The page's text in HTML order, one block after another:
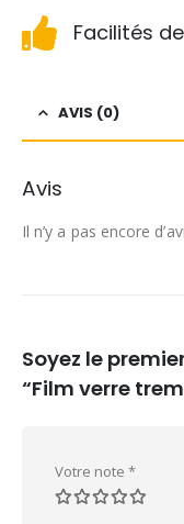
Facilités
AVIS (0)
Avis
Il n’y a pas encore
Soyez le
“Film verre
Votre note *